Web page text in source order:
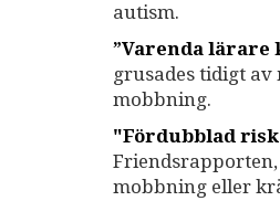
autism.
”Varenda lärare
grusades tidigt
mobbning.
"Fördubblad
mobbning eller